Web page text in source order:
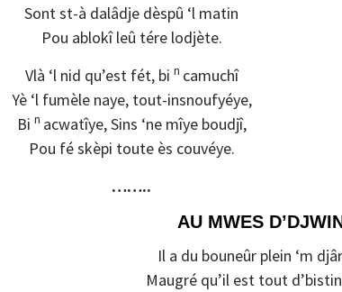
Sont st-à dalâdje dèspû ‘l matin
Pou ablokî leû tére lodjète.
Vlà ‘l nid qu’est fét, bi n camuchî
Yè ‘l fumèle naye, tout-insnoufyéye,
Bi n acwatîye, Sins ‘ne mîye boudjî,
Pou fé skèpi toute ès couvéye.
……..
AU MWES
Il a du bouneûr plein ‘m
Maugré qu’il est tout